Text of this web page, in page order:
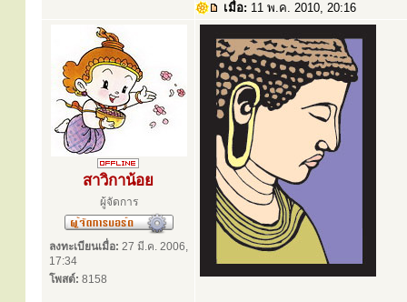
เมื่อ: 11 พ.ค. 2010, 20:16
สาวิกาน้อย
ผู้จัดการ
ลงทะเบียนเมื่อ: 27 มี.ค. 2006,
17:34
โพสต์: 8158